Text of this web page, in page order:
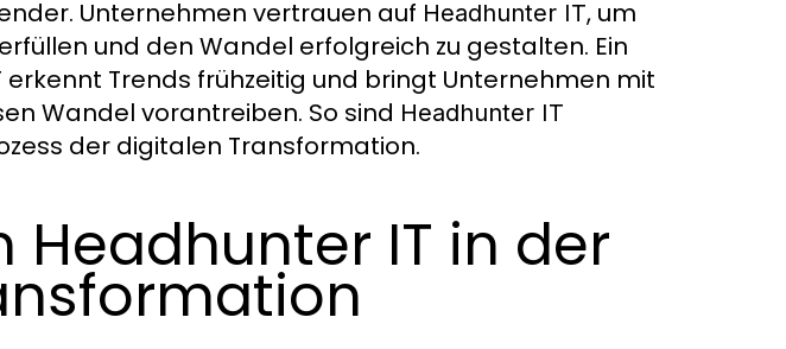
Unternehmen vertrauen auf Headhunter IT, um
und den Wandel erfolgreich zu gestalten. Ein
erkennt Trends frühzeitig und bringt Unternehmen mit
Wandel vorantreiben. So sind Headhunter IT
der digitalen Transformation.
Headhunter IT in der